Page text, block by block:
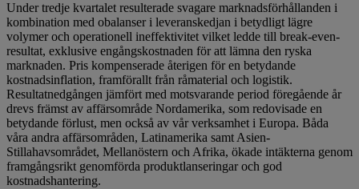
Under tredje kvartalet resulterade svagare marknadsförhållanden i
kombination med obalanser i leveranskedjan i betydligt lägre
volymer och operationell ineffektivitet vilket ledde till break-even-
resultat, exklusive engångskostnaden för att lämna den ryska
marknaden. Pris kompenserade återigen för en betydande
kostnadsinflation, framförallt från råmaterial och logistik.
Resultatnedgången jämfört med motsvarande period föregående år
drevs främst av affärsområde Nordamerika, som redovisade en
betydande förlust, men också av vår verksamhet i Europa. Båda
våra andra affärsområden, Latinamerika samt Asien-
Stillahavsområdet, Mellanöstern och Afrika, ökade intäkterna genom
framgångsrikt genomförda produktlanseringar och god
kostnadshantering.